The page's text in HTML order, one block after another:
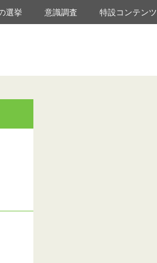
選挙 意識調査 特設コンテンツ